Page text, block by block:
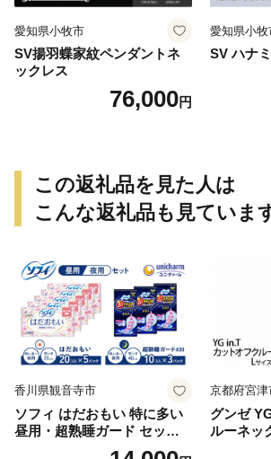
愛知県小牧市
SV揚羽蝶家紋ペンダントネ
ックレス
76,000円
愛知県小牧
SV ハナ
この返礼品を見た人は
こんな返礼品も見ていま
香川県観音寺市
ソフィ はだおもい 特に多い
昼用・超熟睡ガード セット
羽付き ナプキン 生理用品 サ
京都府宮津
グンゼ
ルーネッ
V2618P